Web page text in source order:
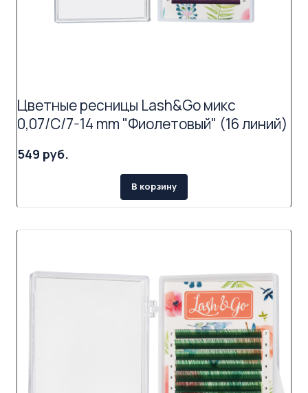
Цветные ресницы Lash&Go микс
0,07/C/7-14 mm "Фиолетовый" (16 линий)
549 руб.
В корзину